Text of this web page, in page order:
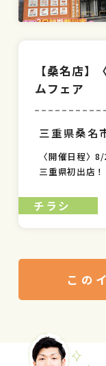
【桑名店
ムフェア
三重県桑名
〈開催日程〉
三重県初出店
イベント
チラシ
この